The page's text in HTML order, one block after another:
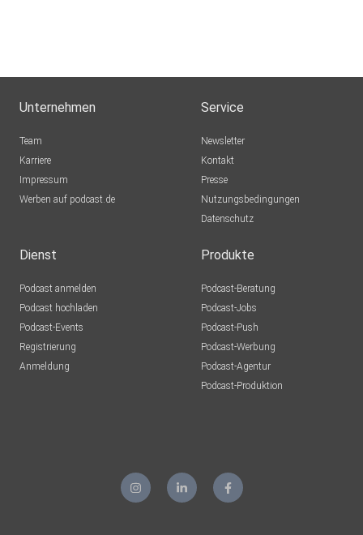
Unternehmen
Team
Karriere
Impressum
Werben auf podcast.de
Service
Newsletter
Kontakt
Presse
Nutzungsbedingungen
Datenschutz
Dienst
Podcast anmelden
Podcast hochladen
Podcast-Events
Registrierung
Anmeldung
Produkte
Podcast-Beratung
Podcast-Jobs
Podcast-Push
Podcast-Werbung
Podcast-Agentur
Podcast-Produktion